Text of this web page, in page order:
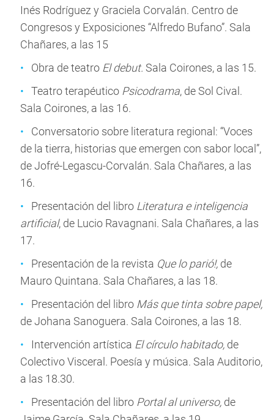
Inés Rodríguez y Graciela Corvalán. Centro de
Congresos y Exposiciones “Alfredo Bufano”. Sala
Chañares, a las 15
Obra de teatro El debut. Sala Coirones, a las 15.
Teatro terapéutico Psicodrama, de Sol Cival.
Sala Coirones, a las 16.
Conversatorio sobre literatura regional: “Voces
de la tierra, historias que emergen con sabor local”,
de Jofré-Legascu-Corvalán. Sala Chañares, a las
16.
Presentación del libro Literatura e inteligencia
artificial, de Lucio Ravagnani. Sala Chañares, a las
17.
Presentación de la revista Que lo parió!, de
Mauro Quintana. Sala Chañares, a las 18.
Presentación del libro Más que tinta sobre papel,
de Johana Sanoguera. Sala Coirones, a las 18.
Intervención artística El círculo habitado, de
Colectivo Visceral. Poesía y música. Sala Auditorio,
a las 18.30.
Presentación del libro Portal al universo, de